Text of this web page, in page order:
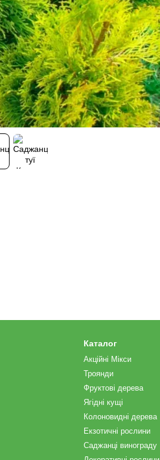
Каталог
Акційні Мікси
Троянди
Фруктові дерева
Ягідні кущі
Колоновидні дерева
Екзотичні рослини
Саджанці винограду